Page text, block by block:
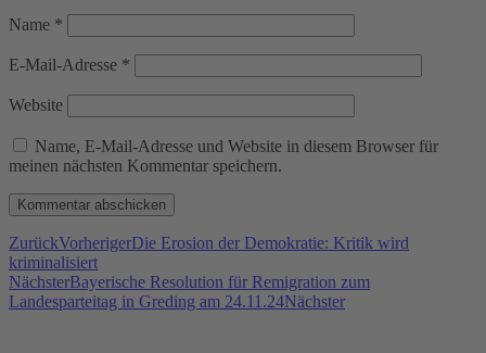
Name *
E-Mail-Adresse *
Website
Name, E-Mail-Adresse und Website in diesem Browser für
meinen nächsten Kommentar speichern.
ZurückVorherigerDie Erosion der Demokratie: Kritik wird
kriminalisiert
NächsterBayerische Resolution für Remigration zum
Landesparteitag in Greding am 24.11.24Nächster